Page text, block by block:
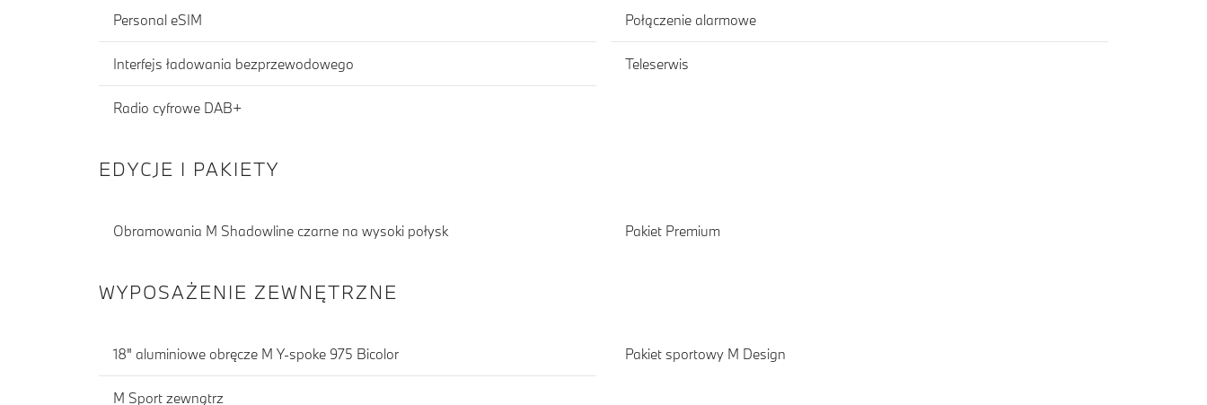
Personal eSIM
Interfejs ładowania bezprzewodowego
Radio cyfrowe DAB+
Połączenie alarmowe
Teleserwis
EDYCJE I PAKIETY
Obramowania M Shadowline czarne na wysoki połysk Pakiet Premium
WYPOSAŻENIE ZEWNĘTRZNE
18" aluminiowe obręcze M Y-spoke 975 Bicolor
M Sport zewnątrz
Pakiet sportowy M Design